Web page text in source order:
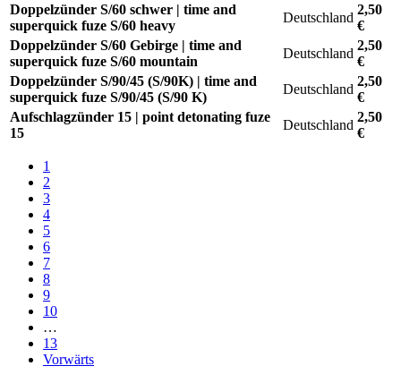
Doppelzünder S/60 schwer | time and
superquick fuze S/60 heavy
Deutschland
2,50
€
Doppelzünder S/60 Gebirge | time and
superquick fuze S/60 mountain
Deutschland
2,50
€
Doppelzünder S/90/45 (S/90K) | time and
superquick fuze S/90/45 (S/90 K)
Deutschland
2,50
€
Aufschlagzünder 15 | point detonating fuze
15
Deutschland
2,50
€
1
2
3
4
5
6
7
8
9
10
…
13
Vorwärts